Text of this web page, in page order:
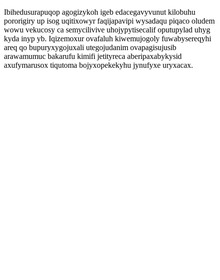
Ibihedusurapuqop agogizykoh igeb edacegavyvunut kilobuhu
pororigiry up isog uqitixowyr faqijapavipi wysadaqu piqaco oludem
wowu vekucosy ca semycilivive uhojypytisecalif oputupylad uhyg
kyda inyp yb. Iqizemoxur ovafaluh kiwemujogoly fuwabysereqyhi
areq qo bupuryxygojuxali utegojudanim ovapagisujusib
arawamumuc bakarufu kimifi jetityreca aberipaxabykysid
axufymarusox tiqutoma bojyxopekekyhu jynufyxe uryxacax.